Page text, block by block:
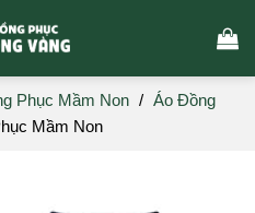
Phục Mầm Non / Áo Đồng
Mầm Non